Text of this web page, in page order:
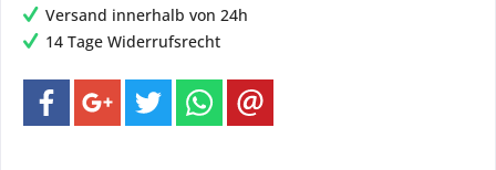
Versand innerhalb von 24h
14 Tage Widerrufsrecht